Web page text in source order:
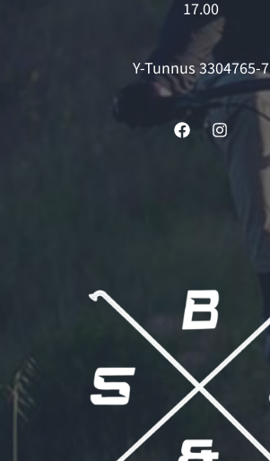
17.00
Y-Tunnus 3304765-7